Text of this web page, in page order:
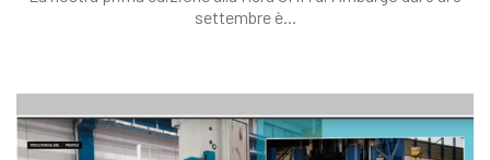
settembre è...